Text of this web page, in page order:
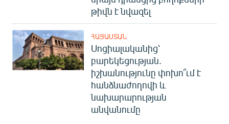
թիվն է նվազել
ՀԱՅԱՍՏԱՆ
Սոցիալականից՝
բարեկեցության.
իշխանությունը փոխո՞ւմ է
հանձնաժողովի և
նախարարության
անվանումը